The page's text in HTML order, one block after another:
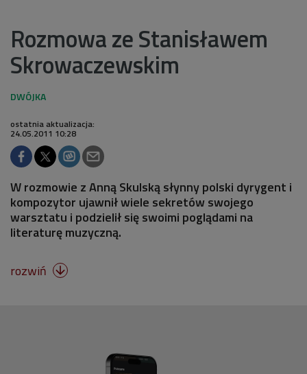
Rozmowa ze Stanisławem
Skrowaczewskim
ostatnia aktualizacja:
24.05.2011 10:28
W rozmowie z Anną Skulską słynny polski dyrygent i
kompozytor ujawnił wiele sekretów swojego
warsztatu i podzielił się swoimi poglądami na
literaturę muzyczną.
rozwiń 